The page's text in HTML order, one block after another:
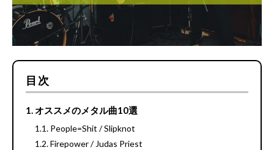
目次
オススメのメタル曲10選
People=Shit / Slipknot
Firepower / Judas Priest